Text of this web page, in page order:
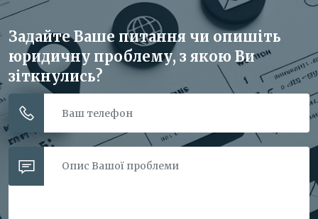
Задайте Ваше питання чи опишіть
юридичну проблему, з якою Ви
зіткнулись?